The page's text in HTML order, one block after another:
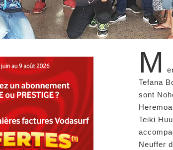
M
Tefana
sont
Teiki
Neuffer